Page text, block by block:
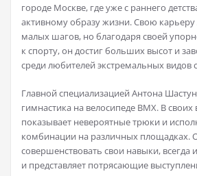
городе Москве, где уже с раннего
активному образу жизни. Свою карьеру
малых шагов, но благодаря своей
к спорту, он достиг больших высот и
среди любителей экстремальных видов
Главной специализацией Антона
гимнастика на велосипеде BMX. В
показывает невероятные трюки и
комбинации на различных площадках.
совершенствовать свои навыки,
и представляет потрясающие